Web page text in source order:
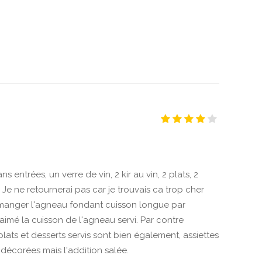
entrées, un verre de vin, 2 kir au vin, 2 plats, 2
Je ne retournerai pas car je trouvais ca trop cher
l'agneau fondant cuisson longue par
la cuisson de l'agneau servi. Par contre
et desserts servis sont bien également, assiettes
mais l'addition salée.